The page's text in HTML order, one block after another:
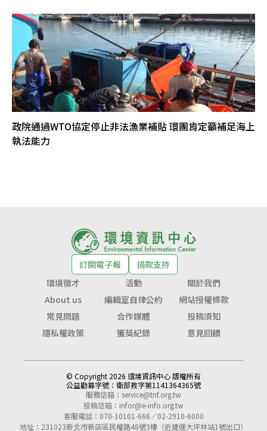
政院通過WTO協定停止非法漁業補貼 環團肯定籲補足海上
執法能力
訂閱電子報
捐款支持
環境徵才
活動
關於我們
About us
編輯室自律公約
網站授權條款
常見問題
合作媒體
投稿須知
隱私權政策
獲獎紀錄 意見回饋
© Copyright 2026 環境資訊中心 版權所有
公益勸募字號： 衛部救字第1141364365號
服務信箱： service@tnf.org.tw
投稿信箱： infor@e-info.org.tw
客服電話：070-10101-666／02-2910-6000
地址：231023新北市新店區民權路48號3樓（近捷運大坪林站1號出口）